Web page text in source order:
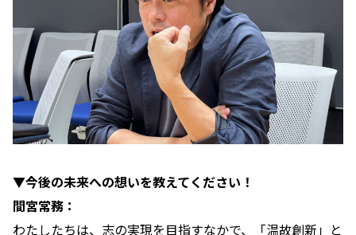
▼今後の未来への想いを教えてください！
間宮常務：
わたしたちは、志の実現を目指すなかで、「温故創新」と